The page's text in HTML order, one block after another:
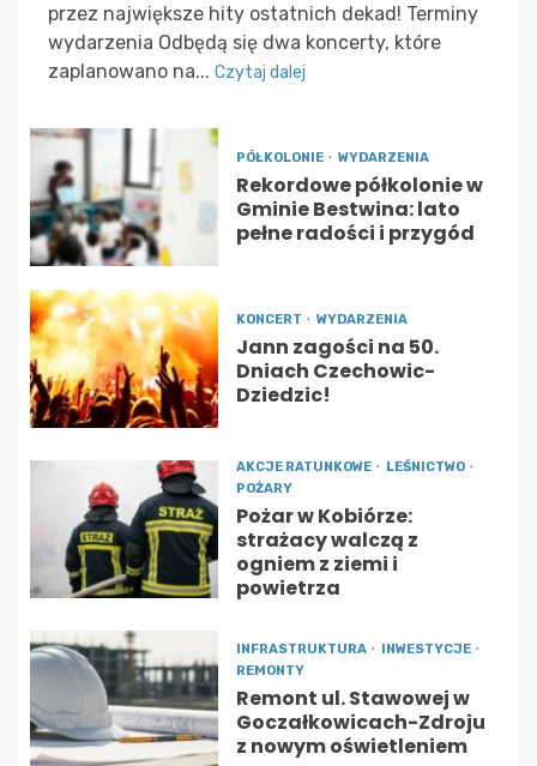
przez największe hity ostatnich dekad! Terminy
wydarzenia Odbędą się dwa koncerty, które
zaplanowano na... Czytaj dalej
PÓŁKOLONIE WYDARZENIA
Rekordowe półkolonie w
Gminie Bestwina: lato
pełne radości i przygód
KONCERT WYDARZENIA
Jann zagości na 50.
Dniach Czechowic-
Dziedzic!
AKCJE RATUNKOWE
LEŚNICTWO
POŻARY
Pożar w Kobiórze:
strażacy walczą z
ogniem z ziemi i
powietrza
INFRASTRUKTURA
INWESTYCJE
REMONTY
Remont ul. Stawowej w
Goczałkowicach-Zdroju
z nowym oświetleniem